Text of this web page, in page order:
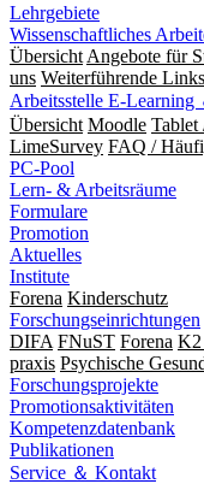
Lehrgebiete
Wissenschaftliches
Übersicht Angebote für
uns Weiterführende Links
Arbeitsstelle E-Learning
Übersicht Moodle Tablet
LimeSurvey FAQ /
PC-Pool
Lern- & Arbeitsräume
Formulare
Promotion
Aktuelles
Institute
Forena Kinderschutz
Forschungseinrichtungen
DIFA FNuST Forena
praxis Psy­chische
Forschungsprojekte
Promotionsaktivitäten
Kompetenzdatenbank
Publikationen
Service ＆ Kontakt